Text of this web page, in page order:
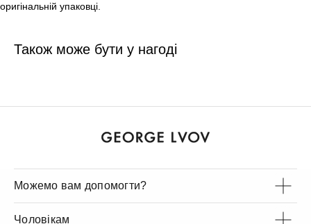
оригінальній упаковці.
Також може бути у нагоді
Можемо вам допомогти?
Чоловікам